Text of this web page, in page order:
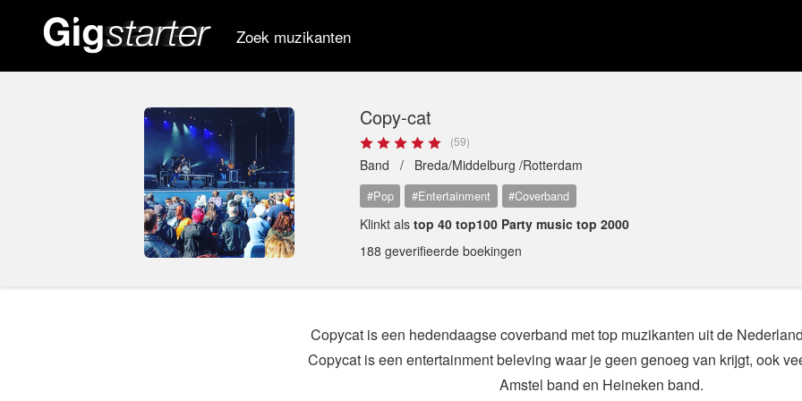
Zoek muzikanten
Copy-cat
(59)
Band / Breda/Middelburg /Rotterdam
#Pop #Entertainment #Coverband
Klinkt als top 40 top100 Party music top 2000
188 geverifieerde boekingen
Copycat is een hedendaagse coverband met top muzikanten uit de
Copycat is een entertainment beleving waar je geen genoeg van krijgt, ook
Amstel band en Heineken band.